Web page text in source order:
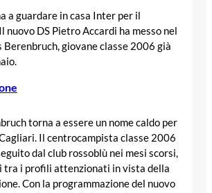
a guardare in casa Inter per il
nuovo DS Pietro Accardi ha messo nel
Berenbruch, giovane classe 2006 già
torna a essere un nome caldo per
Il centrocampista classe 2006
dal club rossoblù nei mesi scorsi,
tra i profili attenzionati in vista della
Con la programmazione del nuovo